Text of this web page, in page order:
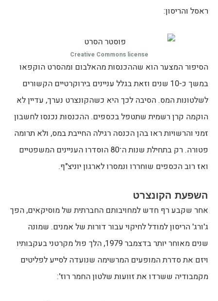
ראסל והריסון:
Creative Commons license
הסיפור המצער הוא שההכנסות מהאלבום ומהסרט הוקפאו
במשך כ-10 שנים וזאת בגלל עניינים בירוקרטיים הקשורים
לשלטונות המס. הסיבה לכך היא כשהקונצרט נערך, עדיין לא
הוקמה קרן רשמית שתטפל בכספים. ההכנסות נכנסו לחשבון
זמני והרשויות ראו בהן הכנסה רגילה החייבת במס, ולא תרומה
פטורה. רק בתחילת שנות ה־80 הוסדרו העניינים המשפטיים
ואז רוב הכספים שוחררו ונמסרו לארגון יוניצ"ף.
השפעת הקונצרט
אחר שקבע רף חדש למחויבותם החברתית של מוסיקאים, הפך
ג'ורג' הריסון למודל לחיקוי עבור דורות של אמנים. שמונה
שנים מאוחר יותר בדצמבר 1979, הלך פול מקרטני בעקבותיו
ויזם את סדרת המופעים המרשימה שנועדה לסייע לפליטים
מקמבודיה ששרדו את זוועות שלטון החמר רוז':